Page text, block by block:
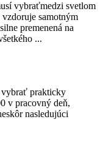
vybraťmedzi svetlom
samotným
premenená na
...
vybrať prakticky
v pracovný deň,
nasledujúci